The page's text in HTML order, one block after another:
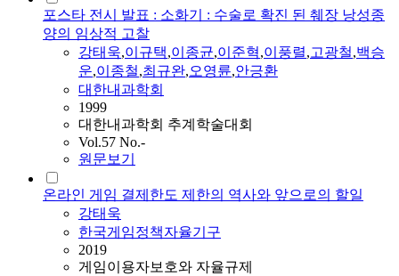
포스타 전시 발표 : 소화기 : 수술로 확진 된 췌장 낭성종
양의 임상적 고찰
강태욱,이규택,이종균,이준혁,이풍렬,고광철,백승
운,이종철,최규완,오영륜,안긍환
대한내과학회
1999
대한내과학회 추계학술대회
Vol.57 No.-
원문보기
온라인 게임 결제한도 제한의 역사와 앞으로의 할일
강태욱
한국게임정책자율기구
2019
게임이용자보호와 자율규제